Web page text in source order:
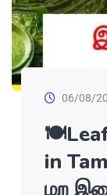
06/08/
🍽Leaf
in
மற